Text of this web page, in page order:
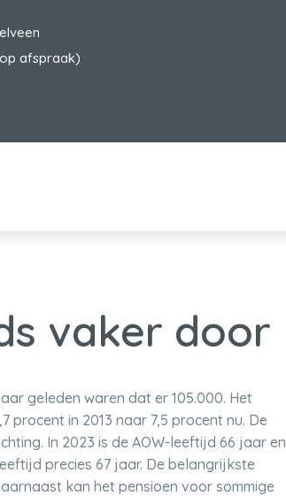
afspraak)
vaker door
geleden waren dat er 105.000. Het
in 2013 naar 7,5 procent nu. De
In 2023 is de AOW-leeftijd 66 jaar en
precies 67 jaar. De belangrijkste
kan het pensioen voor sommige